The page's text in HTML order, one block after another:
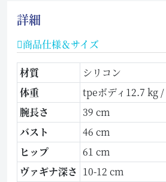
詳細
商品仕様＆サイズ
材質 シリコン
体重
tpeボディ12.7 kg /
腕長さ
39 cm
バスト
46 cm
ヒップ
61 cm
ヴァギナ深さ 10-12 cm